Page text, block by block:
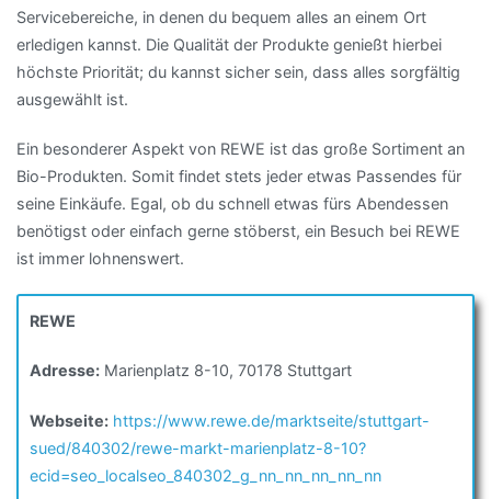
Servicebereiche, in denen du bequem alles an einem Ort
erledigen kannst. Die Qualität der Produkte genießt hierbei
höchste Priorität; du kannst sicher sein, dass alles sorgfältig
ausgewählt ist.
Ein besonderer Aspekt von REWE ist das große Sortiment an
Bio-Produkten. Somit findet stets jeder etwas Passendes für
seine Einkäufe. Egal, ob du schnell etwas fürs Abendessen
benötigst oder einfach gerne stöberst, ein Besuch bei REWE
ist immer lohnenswert.
REWE
Adresse: Marienplatz 8-10, 70178 Stuttgart
Webseite: https://www.rewe.de/marktseite/stuttgart-
sued/840302/rewe-markt-marienplatz-8-10?
ecid=seo_localseo_840302_g_nn_nn_nn_nn_nn